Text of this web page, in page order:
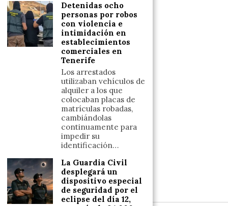
Reflexiones
LINKS
Política de cookies (UE)
Términos y condiciones
+34633110958
Escríbenos
+34633110958
Detenidas ocho
personas por robos
con violencia e
intimidación en
establecimientos
comerciales en
Tenerife
Los arrestados
utilizaban vehículos de
alquiler a los que
colocaban placas de
matrículas robadas,
cambiándolas
continuamente para
impedir su
identificación…
La Guardia Civil
desplegará un
dispositivo especial
de seguridad por el
eclipse del día 12,